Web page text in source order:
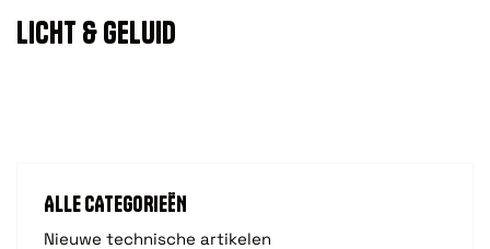
ALLE CATEGORIEËN
Nieuwe technische artikelen
LICHT & GELUID